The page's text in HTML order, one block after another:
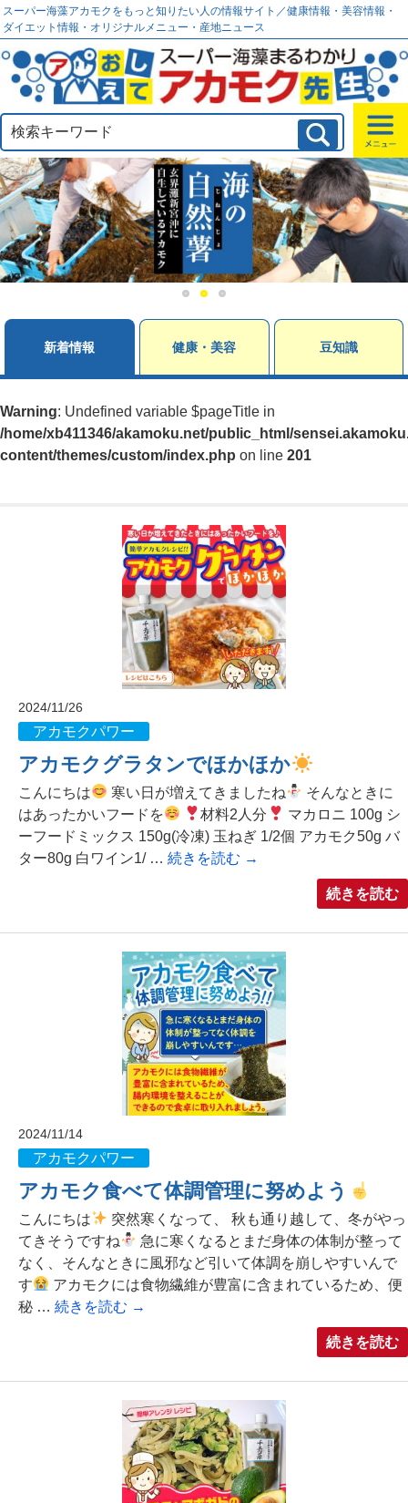
スーパー海藻アカモクをもっと知りたい人の情報サイト／健康情報・美容情報・
ダイエット情報・オリジナルメニュー・産地ニュース
新着情報 健康・美容 豆知識
Warning: Undefined variable $pageTitle in
/home/xb411346/akamoku.net/public_html/
content/themes/custom/index.php on line 201
2024/11/26
アカモクパワー
アカモクグラタンでほかほか
こんにちは 寒い日が増えてきましたね
そんなときに
はあったかいフードを
材料2人分
マカロニ 100g シ
ーフードミックス 150g(冷凍) 玉ねぎ 1/2個 アカモク50g バ
ター80g 白ワイン1/ … 続きを読む →
続きを読む
2024/11/14
アカモクパワー
アカモク食べて体調管理に努めよう
こんにちは
突然寒くなって、 秋も通り越して、冬がやっ
てきそうですね
急に寒くなるとまだ身体の体制が整って
なく、そんなときに風邪など引いて体調を崩しやすいんで
す
アカモクには食物繊維が豊富に含まれているため、便
秘 … 続きを読む →
続きを読む